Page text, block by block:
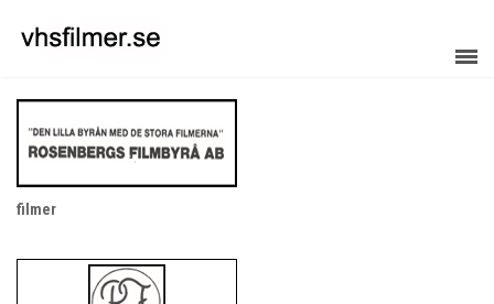
filmer